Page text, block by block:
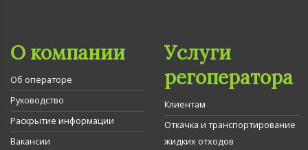
О компании
Об операторе
Руководство
Раскрытие информации
Вакансии
Услуги
регоператора
Клиентам
Откачка и транспортирование
жидких отходов